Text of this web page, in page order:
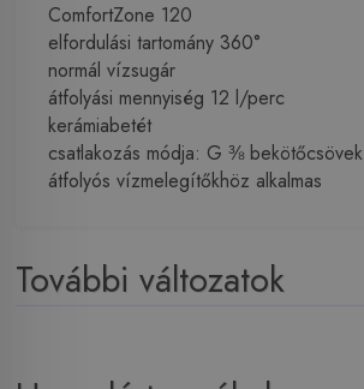
ComfortZone 120
elfordulási tartomány 360°
normál vízsugár
átfolyási mennyiség 12 l/perc
kerámiabetét
csatlakozás módja: G ⅜ bekötőcsövek
átfolyós vízmelegítőkhöz alkalmas
További változatok